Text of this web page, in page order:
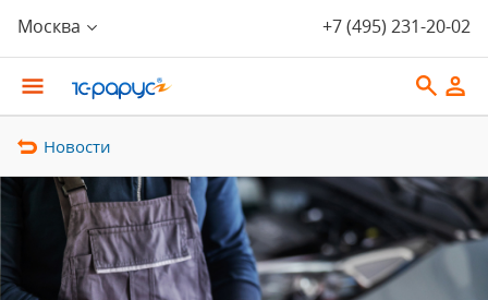
Москва +7 (495) 231-20-02
Новости